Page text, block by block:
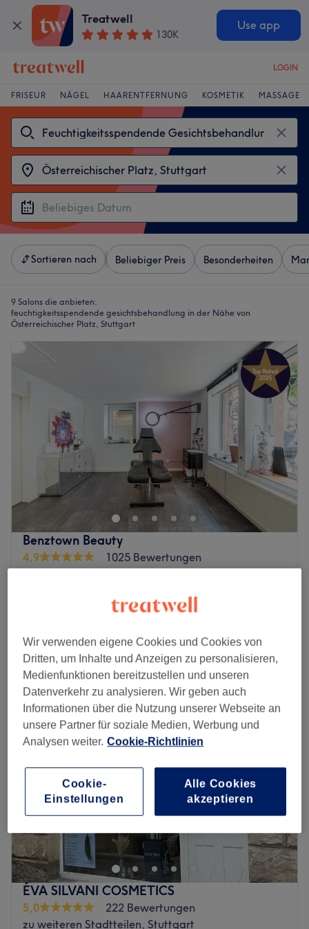
Treatwell
130K
Use app
LOGIN
FRISEUR NÄGEL HAARENTFERNUNG KOSMETIK MASSAGE
Sortieren nach Beliebiger Preis Besonderheiten
9 Salons die anbieten:
feuchtigkeitsspendende gesichtsbehandlung in der Nähe von
Österreichischer Platz, Stuttgart
Benztown Beauty
4,9
1025 Bewertungen
Stuttgart
Auf Karte anzeigen
Gesichtsbehandlung - Aquafacial
Schnellansicht Saloninfos
Montag 09:00–20:00
Dienstag
09:00–20:00
Mittwoch
09:00–20:00
Donnerstag
09:00– 20:00
Freitag
Samstag
10:00–14:00
Sonntag
Geschlossen
Bei Benztown Beauty kannst du dir dich von einem wahren
Profi verschönern lassen, denn dieser Salon hat sich schon
einen Meisterschaftstitel verdient. Buche jetzt deinen
Wunschtermin und deine Wunschbehandlung online auf
Treatwell und lass dich von den Künsten des Experten
begeistern!
Der Salon Benztown Beauty in Stuttgart wurde von Jack
ÉVA SILVANI COSMETICS
5,0
222 Bewertungen
zu weiteren Stadtteilen, Stuttgart
Wir verwenden eigene Cookies und Cookies von
Dritten, um Inhalte und Anzeigen zu personalisieren,
Medienfunktionen bereitzustellen und unseren
Datenverkehr zu analysieren. Wir geben auch
Informationen über die Nutzung unserer Webseite an
unsere Partner für soziale Medien, Werbung und
Analysen weiter. Cookie-Richtlinien
Cookie-
Einstellungen
Alle Cookies
akzeptieren